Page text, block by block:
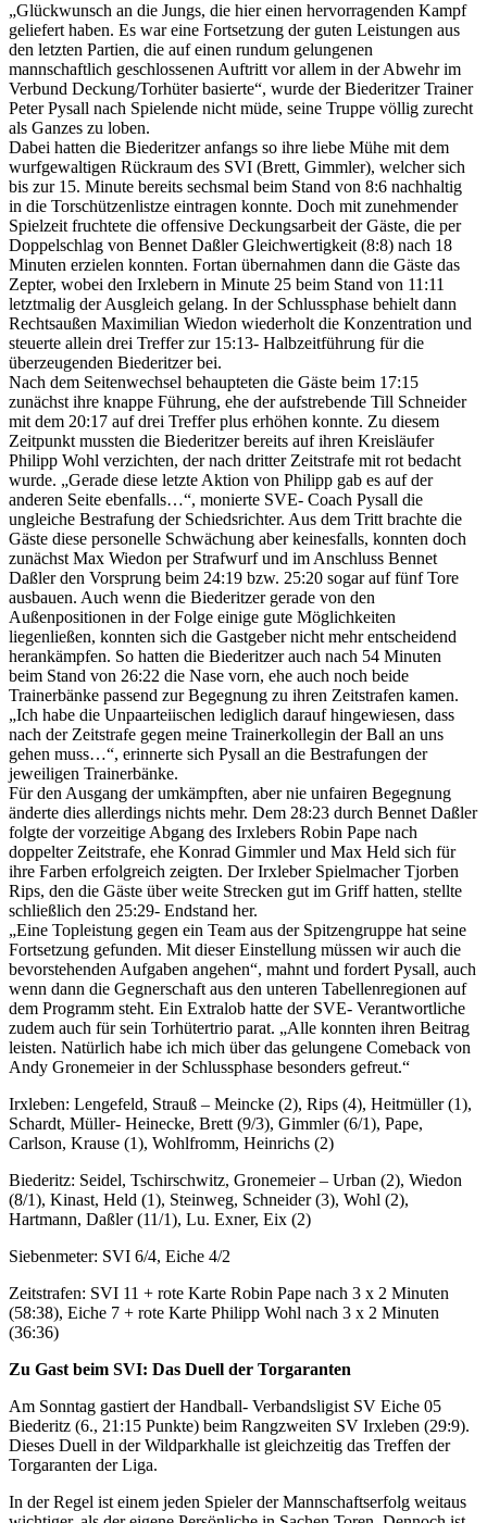
„Glückwunsch an die Jungs, die hier einen hervorragenden Kampf
geliefert haben. Es war eine Fortsetzung der guten Leistungen aus
den letzten Partien, die auf einen rundum gelungenen
mannschaftlich geschlossenen Auftritt vor allem in der Abwehr im
Verbund Deckung/Torhüter basierte“, wurde der Biederitzer Trainer
Peter Pysall nach Spielende nicht müde, seine Truppe völlig zurecht
als Ganzes zu loben.
Dabei hatten die Biederitzer anfangs so ihre liebe Mühe mit dem
wurfgewaltigen Rückraum des SVI (Brett, Gimmler), welcher sich
bis zur 15. Minute bereits sechsmal beim Stand von 8:6 nachhaltig
in die Torschützenlistze eintragen konnte. Doch mit zunehmender
Spielzeit fruchtete die offensive Deckungsarbeit der Gäste, die per
Doppelschlag von Bennet Daßler Gleichwertigkeit (8:8) nach 18
Minuten erzielen konnten. Fortan übernahmen dann die Gäste das
Zepter, wobei den Irxlebern in Minute 25 beim Stand von 11:11
letztmalig der Ausgleich gelang. In der Schlussphase behielt dann
Rechtsaußen Maximilian Wiedon wiederholt die Konzentration und
steuerte allein drei Treffer zur 15:13- Halbzeitführung für die
überzeugenden Biederitzer bei.
Nach dem Seitenwechsel behaupteten die Gäste beim 17:15
zunächst ihre knappe Führung, ehe der aufstrebende Till Schneider
mit dem 20:17 auf drei Treffer plus erhöhen konnte. Zu diesem
Zeitpunkt mussten die Biederitzer bereits auf ihren Kreisläufer
Philipp Wohl verzichten, der nach dritter Zeitstrafe mit rot bedacht
wurde. „Gerade diese letzte Aktion von Philipp gab es auf der
anderen Seite ebenfalls…“, monierte SVE- Coach Pysall die
ungleiche Bestrafung der Schiedsrichter. Aus dem Tritt brachte die
Gäste diese personelle Schwächung aber keinesfalls, konnten doch
zunächst Max Wiedon per Strafwurf und im Anschluss Bennet
Daßler den Vorsprung beim 24:19 bzw. 25:20 sogar auf fünf Tore
ausbauen. Auch wenn die Biederitzer gerade von den
Außenpositionen in der Folge einige gute Möglichkeiten
liegenließen, konnten sich die Gastgeber nicht mehr entscheidend
herankämpfen. So hatten die Biederitzer auch nach 54 Minuten
beim Stand von 26:22 die Nase vorn, ehe auch noch beide
Trainerbänke passend zur Begegnung zu ihren Zeitstrafen kamen.
„Ich habe die Unpaarteiischen lediglich darauf hingewiesen, dass
nach der Zeitstrafe gegen meine Trainerkollegin der Ball an uns
gehen muss…“, erinnerte sich Pysall an die Bestrafungen der
jeweiligen Trainerbänke.
Für den Ausgang der umkämpften, aber nie unfairen Begegnung
änderte dies allerdings nichts mehr. Dem 28:23 durch Bennet Daßler
folgte der vorzeitige Abgang des Irxlebers Robin Pape nach
doppelter Zeitstrafe, ehe Konrad Gimmler und Max Held sich für
ihre Farben erfolgreich zeigten. Der Irxleber Spielmacher Tjorben
Rips, den die Gäste über weite Strecken gut im Griff hatten, stellte
schließlich den 25:29- Endstand her.
„Eine Topleistung gegen ein Team aus der Spitzengruppe hat seine
Fortsetzung gefunden. Mit dieser Einstellung müssen wir auch die
bevorstehenden Aufgaben angehen“, mahnt und fordert Pysall, auch
wenn dann die Gegnerschaft aus den unteren Tabellenregionen auf
dem Programm steht. Ein Extralob hatte der SVE- Verantwortliche
zudem auch für sein Torhütertrio parat. „Alle konnten ihren Beitrag
leisten. Natürlich habe ich mich über das gelungene Comeback von
Andy Gronemeier in der Schlussphase besonders gefreut.“
Irxleben: Lengefeld, Strauß – Meincke (2), Rips (4), Heitmüller (1),
Schardt, Müller- Heinecke, Brett (9/3), Gimmler (6/1), Pape,
Carlson, Krause (1), Wohlfromm, Heinrichs (2)
Biederitz: Seidel, Tschirschwitz, Gronemeier – Urban (2), Wiedon
(8/1), Kinast, Held (1), Steinweg, Schneider (3), Wohl (2),
Hartmann, Daßler (11/1), Lu. Exner, Eix (2)
Siebenmeter: SVI 6/4, Eiche 4/2
Zeitstrafen: SVI 11 + rote Karte Robin Pape nach 3 x 2 Minuten
(58:38), Eiche 7 + rote Karte Philipp Wohl nach 3 x 2 Minuten
(36:36)
Zu Gast beim SVI: Das Duell der Torgaranten
Am Sonntag gastiert der Handball- Verbandsligist SV Eiche 05
Biederitz (6., 21:15 Punkte) beim Rangzweiten SV Irxleben (29:9).
Dieses Duell in der Wildparkhalle ist gleichzeitig das Treffen der
Torgaranten der Liga.
In der Regel ist einem jeden Spieler der Mannschaftserfolg weitaus